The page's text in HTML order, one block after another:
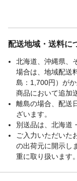
配送地域・送料に
北海道、沖縄県、
場合は、地域配送
島：1,700円）が
商品において追加
離島の場合、配送
ざいます。
別送品は、北海道
ご入力いただいた
の出荷元に開示し
重に取り扱います。